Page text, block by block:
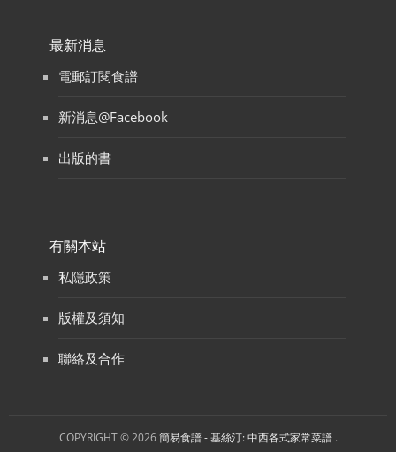
最新消息
電郵訂閱食譜
新消息@Facebook
出版的書
有關本站
私隱政策
版權及須知
聯絡及合作
COPYRIGHT © 2026簡易食譜 - 基絲汀: 中西各式家常菜譜 .